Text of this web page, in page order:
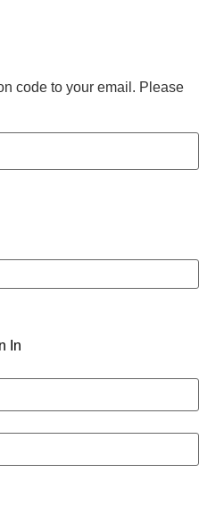
code to your email. Please
In